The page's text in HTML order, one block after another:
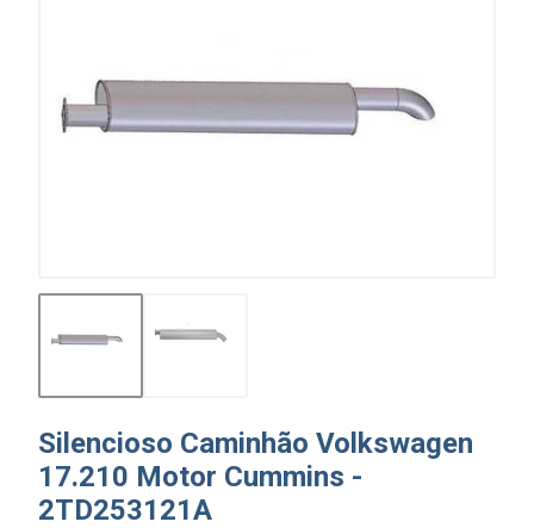
Silencioso Caminhão Volkswagen
17.210 Motor Cummins -
2TD253121A